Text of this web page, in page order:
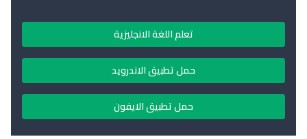
تعلم اللغة الانجليزية
حمل تطبيق الاندرويد
حمل تطبيق الايفون